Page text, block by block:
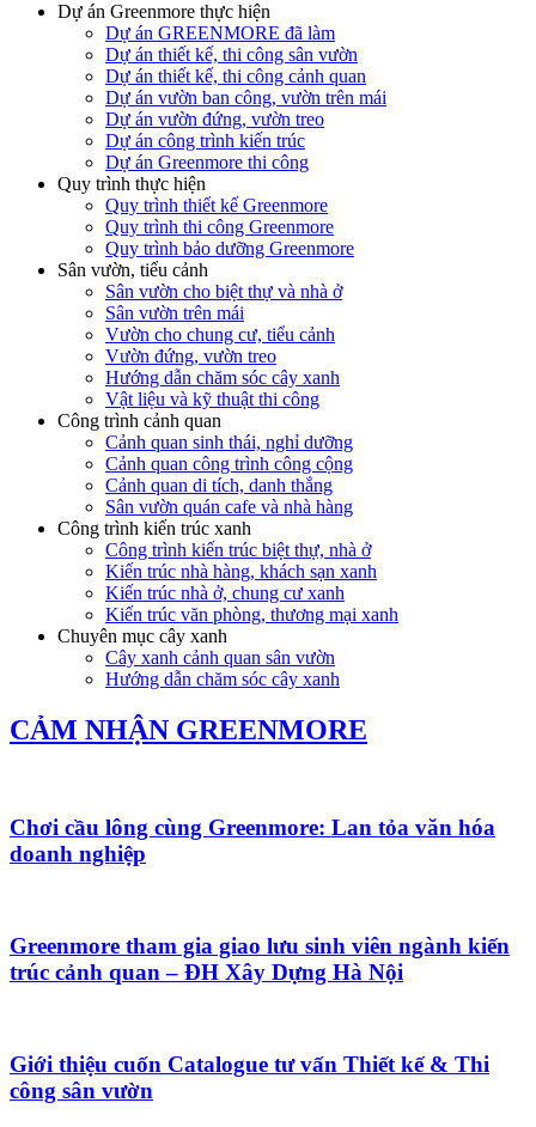
Dự án Greenmore thực hiện
Dự án GREENMORE đã làm
Dự án thiết kế, thi công sân vườn
Dự án thiết kế, thi công cảnh quan
Dự án vườn ban công, vườn trên mái
Dự án vườn đứng, vườn treo
Dự án công trình kiến trúc
Dự án Greenmore thi công
Quy trình thực hiện
Quy trình thiết kế Greenmore
Quy trình thi công Greenmore
Quy trình bảo dưỡng Greenmore
Sân vườn, tiểu cảnh
Sân vườn cho biệt thự và nhà ở
Sân vườn trên mái
Vườn cho chung cư, tiểu cảnh
Vườn đứng, vườn treo
Hướng dẫn chăm sóc cây xanh
Vật liệu và kỹ thuật thi công
Công trình cảnh quan
Cảnh quan sinh thái, nghỉ dưỡng
Cảnh quan công trình công cộng
Cảnh quan di tích, danh thắng
Sân vườn quán cafe và nhà hàng
Công trình kiến trúc xanh
Công trình kiến trúc biệt thự, nhà ở
Kiến trúc nhà hàng, khách sạn xanh
Kiến trúc nhà ở, chung cư xanh
Kiến trúc văn phòng, thương mại xanh
Chuyên mục cây xanh
Cây xanh cảnh quan sân vườn
Hướng dẫn chăm sóc cây xanh
CẢM NHẬN GREENMORE
Chơi cầu lông cùng Greenmore: Lan tỏa văn hóa
doanh nghiệp
Greenmore tham gia giao lưu sinh viên ngành kiến
trúc cảnh quan – ĐH Xây Dựng Hà Nội
Giới thiệu cuốn Catalogue tư vấn Thiết kế & Thi
công sân vườn